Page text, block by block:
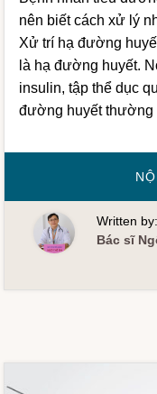
nên biết cách xử lý
Xử trí hạ đường
là hạ đường huyết.
insulin, tập thể dục
đường huyết
Written by:
Bác sĩ